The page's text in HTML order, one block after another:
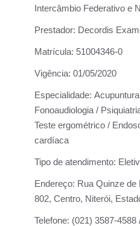
Intercâmbio Federativo e
Prestador: Decordis
Matrícula: 51004346-0
Vigência: 01/05/2020
Especialidade:
Fonoaudiologia /
Teste ergométrico /
cardíaca
Tipo de atendimento:
Endereço: Rua Quinze de
802, Centro, Niterói,
Telefone: (021) 3587-4588